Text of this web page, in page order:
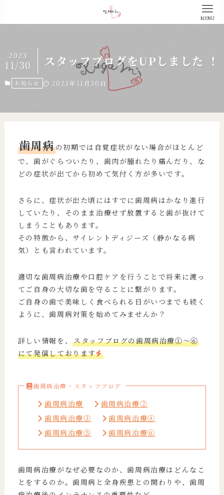
MENU
スタッフブログをUPしました ！
2023
11/30
お知らせ 2023年11月30日
歯周病の初期では自覚症状がない場合がほとんど
で、歯がぐらついたり、歯肉が腫れたり痛んだり、な
どの症状が出てから初めて気付く方が多いです。
さらに、症状が出た頃にはすでに歯周病はかなり進行
していたり、そのまま治療せず放置すると歯が抜けて
しまうこともあります。
その特徴から、サイレントディジーズ（静かなる病
気）とも言われています。
適切な歯周病治療や口腔ケアを行うことで将来に渡っ
てご自身の大切な歯を守ることに繋がります。
ご自身の歯で美味しく食べられる日がいつまでも続く
ように、歯周病対策を始めてみませんか？
詳しい情報を、スタッフブログの歯周病治療①～⑥
にて発信しております
歯周病治療・スタッフブログ
歯周病治療
歯周病治療②
歯周病治療③
歯周病治療④
歯周病治療⑤
歯周病治療⑥
歯周病治療がなぜ必要なのか、歯周病治療はどんなこ
とをするのか。歯周病と全身疾患との関わりや、歯周